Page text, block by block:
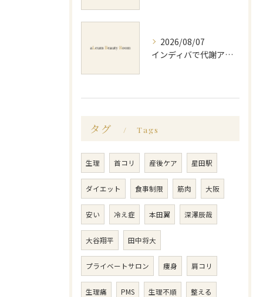
2026/08/07
インディバで代謝アップ体験効果とビフォーアフター徹底解説
タグ Tags
生理 首コリ 産後ケア 星田駅
ダイエット 食事制限 筋肉 大阪
安い 冷え症 本田翼 深澤辰哉
大谷翔平 田中将大
プライベートサロン 痩身 肩コリ
生理痛 PMS 生理不順 整える